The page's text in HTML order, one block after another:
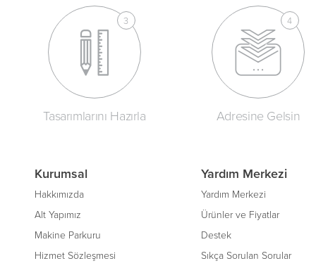
Tasarımlarını Hazırla Adresine Gelsin
Kurumsal
Hakkımızda
Alt Yapımız
Makine Parkuru
Hizmet Sözleşmesi
Yardım Merkezi
Yardım Merkezi
Ürünler ve Fiyatlar
Destek
Sıkça Sorulan Sorular